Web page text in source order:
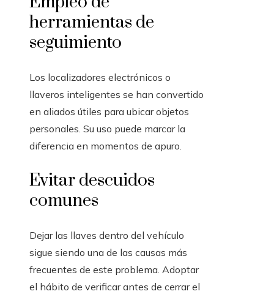
herramientas de
seguimiento
Los localizadores electrónicos o
llaveros inteligentes se han convertido
en aliados útiles para ubicar objetos
personales. Su uso puede marcar la
diferencia en momentos de apuro.
Evitar descuidos
comunes
Dejar las llaves dentro del vehículo
sigue siendo una de las causas más
frecuentes de este problema. Adoptar
el hábito de verificar antes de cerrar el